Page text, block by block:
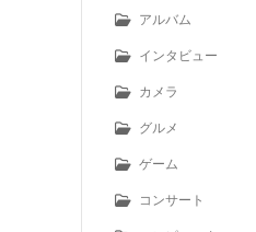
アルバム
インタビュー
カメラ
グルメ
ゲーム
コンサート